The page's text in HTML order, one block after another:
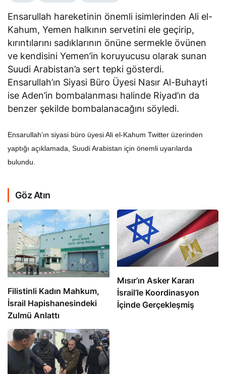
Ensarullah hareketinin önemli isimlerinden Ali el-
Kahum, Yemen halkının servetini ele geçirip,
kırıntılarını sadıklarının önüne sermekle övünen
ve kendisini Yemen’in koruyucusu olarak sunan
Suudi Arabistan’a sert tepki gösterdi.
Ensarullah’ın Siyasi Büro Üyesi Nasır Al-Buhayti
ise Aden’in bombalanması halinde Riyad’ın da
benzer şekilde bombalanacağını söyledi.
Ensarullah’ın siyasi büro üyesi Ali el-Kahum Twitter üzerinden
yaptığı açıklamada, Suudi Arabistan için önemli uyarılarda
bulundu.
Göz Atın
Filistinli Kadın Mahkum,
İsrail Hapishanesindeki
Zulmü Anlattı
Mısır’ın Asker Kararı
İsrail’le Koordinasyon
İçinde Gerçekleşmiş